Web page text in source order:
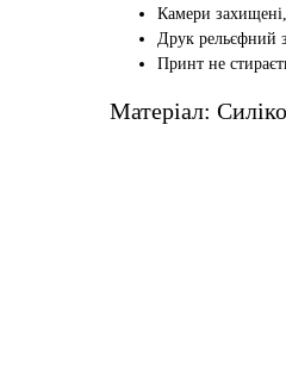
Камери
Друк рельєфний
Принт не
Матеріал: